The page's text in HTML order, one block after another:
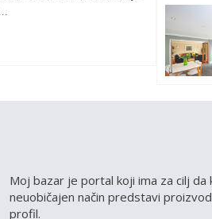
Moj bazar je portal koji ima za cilj
neuobičajen način predstavi
profil.